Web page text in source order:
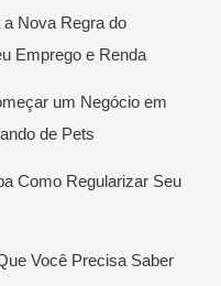
Nova Regra do
Emprego e Renda
um Negócio em
de Pets
Como Regularizar Seu
Você Precisa Saber